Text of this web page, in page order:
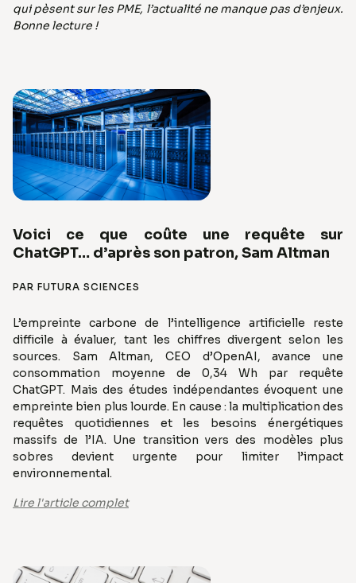
qui pèsent sur les PME, l’actualité ne manque pas d’enjeux.
Bonne lecture !
Voici ce que coûte une requête sur
ChatGPT… d’après son patron, Sam Altman
PAR FUTURA SCIENCES
L’empreinte carbone de l’intelligence artificielle reste
difficile à évaluer, tant les chiffres divergent selon les
sources. Sam Altman, CEO d’OpenAI, avance une
consommation moyenne de 0,34 Wh par requête
ChatGPT. Mais des études indépendantes évoquent une
empreinte bien plus lourde. En cause : la multiplication des
requêtes quotidiennes et les besoins énergétiques
massifs de l’IA. Une transition vers des modèles plus
sobres devient urgente pour limiter l’impact
environnemental.
Lire l'article complet